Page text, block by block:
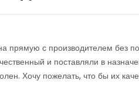
прямую с производителем без
и поставляли в
Хочу пожелать, что бы их